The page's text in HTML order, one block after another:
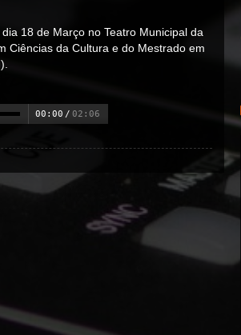
18 de Março no Teatro Municipal da
Ciências da Cultura e do Mestrado em
00:00 / 02:06